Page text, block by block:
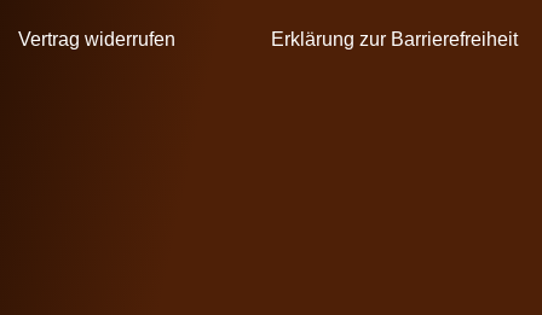
Vertrag widerrufen Erklärung zur Barrierefreiheit